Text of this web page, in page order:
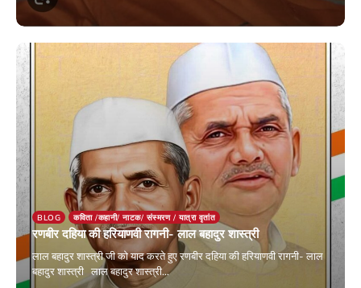
10 March 2026
BLOG कविता /कहानी/ नाटक/ संस्मरण / यात्रा वृतांत
रणबीर दहिया की हरियाणवी रागनी- लाल बहादुर शास्त्री
लाल बहादुर शास्त्री जी को याद करते हुए रणबीर दहिया की हरियाणवी रागनी- लाल
बहादुर शास्त्री लाल बहादुर शास्त्री…